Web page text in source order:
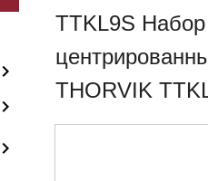
TTKL9S
THORVIK